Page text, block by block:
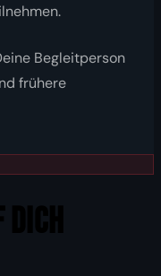
Begleitperson
frühere